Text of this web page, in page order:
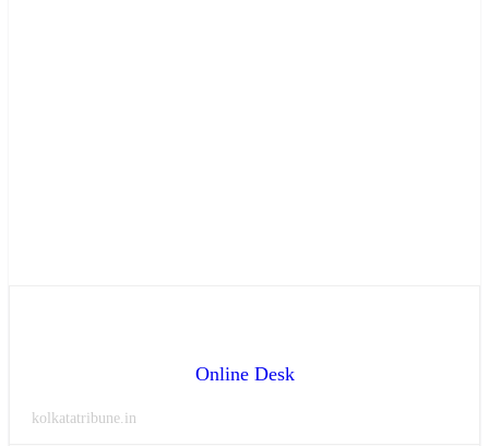
Online Desk
kolkatatribune.in